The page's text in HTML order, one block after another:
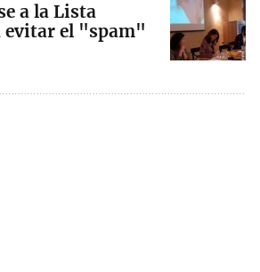
a la Lista
evitar el "spam"